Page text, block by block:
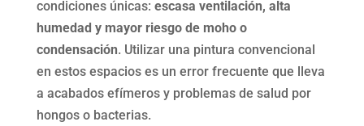
condiciones únicas: escasa ventilación, alta
humedad y mayor riesgo de moho o
condensación. Utilizar una pintura convencional
en estos espacios es un error frecuente que lleva
a acabados efímeros y problemas de salud por
hongos o bacterias.